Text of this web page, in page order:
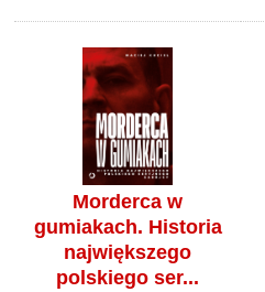
Morderca w
gumiakach. Historia
największego
polskiego ser...